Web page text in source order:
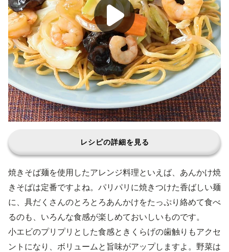
レシピの詳細を見る
焼きそば麺を使用したアレンジ料理といえば、あんかけ焼
きそばは定番ですよね。パリパリに焼きつけた香ばしい麺
に、具だくさんのとろとろあんかけをたっぷり絡めて食べ
るのも、いろんな食感が楽しめておいしいものです。
小エビのプリプリとした食感ときくらげの歯触りもアクセ
ントになり、ボリュームと旨味がアップしますよ。野菜は